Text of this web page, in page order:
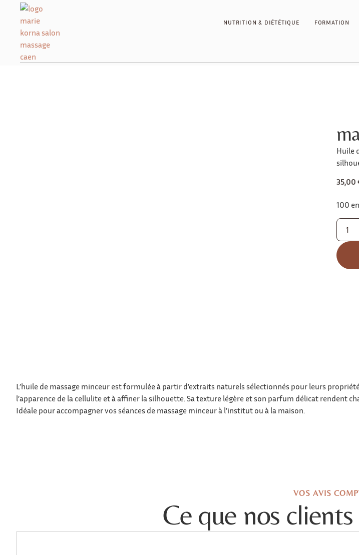
NUTRITION & DIÉTÉTIQUE FORMATION
Huile
35,00
100
L’huile de massage minceur est formulée à partir d’extraits naturels sélectionnés pour leurs
l’apparence de la cellulite et à affiner la silhouette. Sa texture légère et son parfum délicat rendent
Idéale pour accompagner vos séances de massage minceur à l’institut ou à la maison.
VOS AVIS
Ce que nos